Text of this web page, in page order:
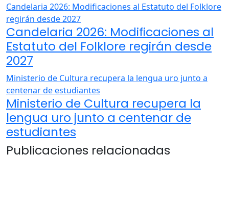
Candelaria 2026: Modificaciones al Estatuto del Folklore
regirán desde 2027
Candelaria 2026: Modificaciones al
Estatuto del Folklore regirán desde
2027
Ministerio de Cultura recupera la lengua uro junto a
centenar de estudiantes
Ministerio de Cultura recupera la
lengua uro junto a centenar de
estudiantes
Publicaciones relacionadas